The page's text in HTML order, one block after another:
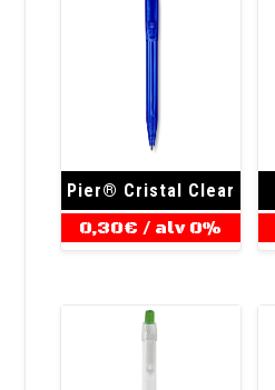
Pier® Cristal Clear
0,30€ / alv 0%